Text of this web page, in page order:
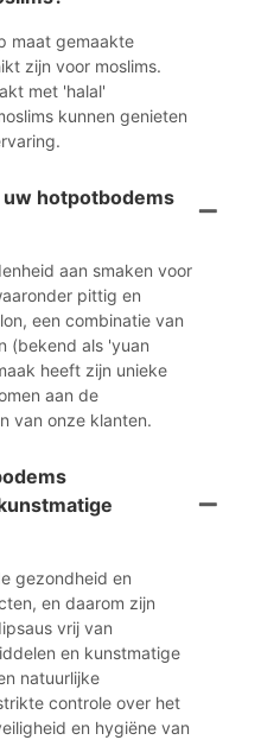
maat gemaakte
zijn voor moslims.
met 'halal'
kunnen genieten
uw hotpotbodems
aan smaken voor
pittig en
een combinatie van
(bekend als 'yuan
heeft zijn unieke
aan de
van onze klanten.
gezondheid en
en daarom zijn
vrij van
en kunstmatige
natuurlijke
controle over het
en hygiëne van